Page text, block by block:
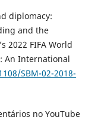
diplomacy:
and the
2022 FIFA World
An International
SBM-02-2018-
no YouTube